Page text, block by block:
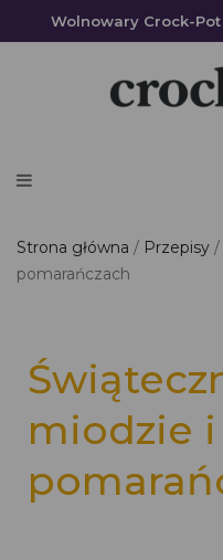
Wolnowary Crock-
Strona główna Przepisy
pomarańczach
miodzie i